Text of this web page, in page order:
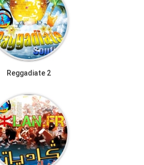
Reggadiate 2